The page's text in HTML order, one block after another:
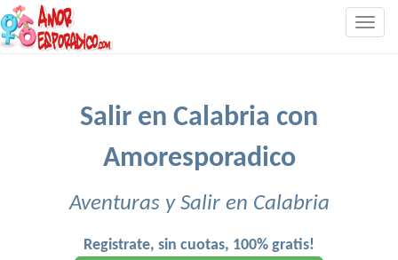
Salir en Calabria con
Amoresporadico
Aventuras y Salir en Calabria
Registrate, sin cuotas, 100% gratis!